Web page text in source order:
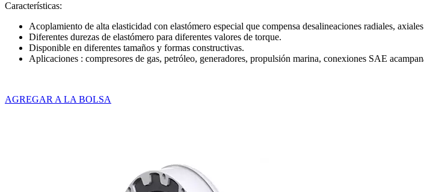
Características:
Acoplamiento de alta elasticidad con elastómero especial que compensa desalineaciones radiales,
Diferentes durezas de elastómero para diferentes valores de torque.
Disponible en diferentes tamaños y formas constructivas.
Aplicaciones : compresores de gas, petróleo, generadores, propulsión marina, conexiones SAE
AGREGAR A LA BOLSA